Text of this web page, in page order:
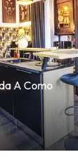
A Como